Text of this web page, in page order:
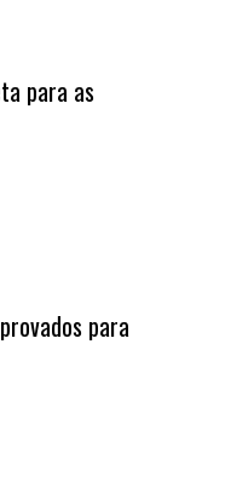
para as
para